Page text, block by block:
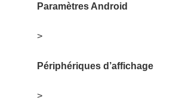
Paramètres Android
>
Périphériques d’affichage
>